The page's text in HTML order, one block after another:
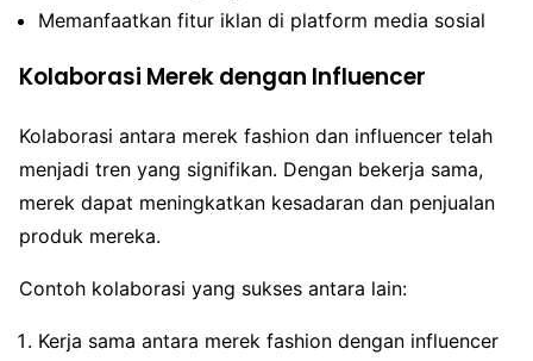
Memanfaatkan fitur iklan di platform media sosial
Kolaborasi Merek dengan Influencer
Kolaborasi antara merek fashion dan influencer telah
menjadi tren yang signifikan. Dengan bekerja sama,
merek dapat meningkatkan kesadaran dan penjualan
produk mereka.
Contoh kolaborasi yang sukses antara lain:
Kerja sama antara merek fashion dengan influencer